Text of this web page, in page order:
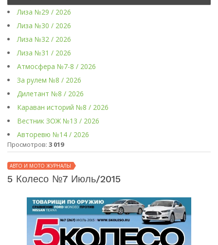
Лиза №29 / 2026
Лиза №30 / 2026
Лиза №32 / 2026
Лиза №31 / 2026
Атмосфера №7-8 / 2026
За рулем №8 / 2026
Дилетант №8 / 2026
Караван историй №8 / 2026
Вестник ЗОЖ №13 / 2026
Авторевю №14 / 2026
Просмотров: 3 019
АВТО И МОТО ЖУРНАЛЫ
5 Колесо №7 Июль/2015